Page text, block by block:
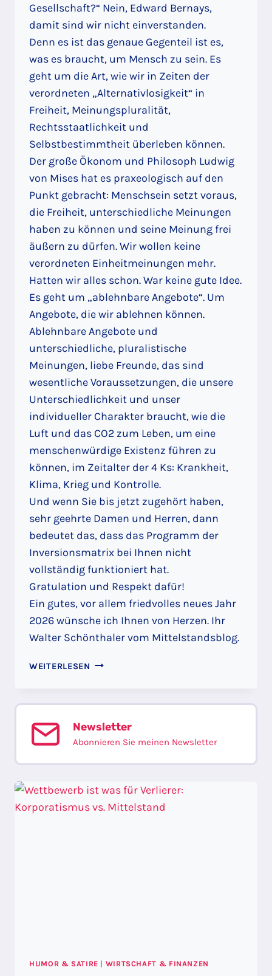
Gesellschaft?“ Nein, Edward Bernays,
damit sind wir nicht einverstanden.
Denn es ist das genaue Gegenteil ist es,
was es braucht, um Mensch zu sein. Es
geht um die Art, wie wir in Zeiten der
verordneten „Alternativlosigkeit“ in
Freiheit, Meinungspluralität,
Rechtsstaatlichkeit und
Selbstbestimmtheit überleben können.
Der große Ökonom und Philosoph Ludwig
von Mises hat es praxeologisch auf den
Punkt gebracht: Menschsein setzt voraus,
die Freiheit, unterschiedliche Meinungen
haben zu können und seine Meinung frei
äußern zu dürfen. Wir wollen keine
verordneten Einheitmeinungen mehr.
Hatten wir alles schon. War keine gute Idee.
Es geht um „ablehnbare Angebote“. Um
Angebote, die wir ablehnen können.
Ablehnbare Angebote und
unterschiedliche, pluralistische
Meinungen, liebe Freunde, das sind
wesentliche Voraussetzungen, die unsere
Unterschiedlichkeit und unser
individueller Charakter braucht, wie die
Luft und das CO2 zum Leben, um eine
menschenwürdige Existenz führen zu
können, im Zeitalter der 4 Ks: Krankheit,
Klima, Krieg und Kontrolle.
Und wenn Sie bis jetzt zugehört haben,
sehr geehrte Damen und Herren, dann
bedeutet das, dass das Programm der
Inversionsmatrix bei Ihnen nicht
vollständig funktioniert hat.
Gratulation und Respekt dafür!
Ein gutes, vor allem friedvolles neues Jahr
2026 wünsche ich Ihnen von Herzen. Ihr
Walter Schönthaler vom Mittelstandsblog.
WEITERLESEN NEUJAHRS-
–
MATRIX
DER
UMKEHRUNG
Newsletter
Abonnieren Sie meinen Newsletter
HUMOR & SATIRE | WIRTSCHAFT & FINANZEN